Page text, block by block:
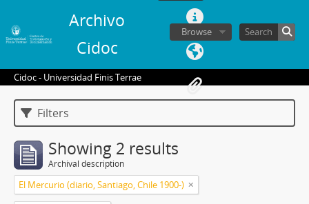
Archivo
Cidoc
Browse
Cidoc - Universidad Finis Terrae
Filters
Showing 2 results
Archival description
El Mercurio (diario, Santiago, Chile 1900-)